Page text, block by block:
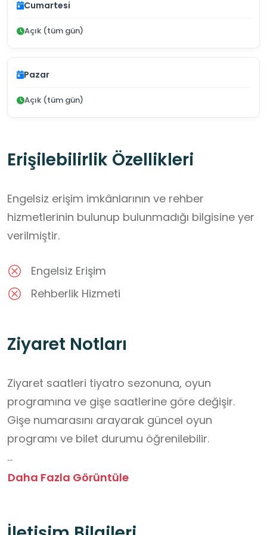
Cumartesi
Açık (tüm gün)
Pazar
Açık (tüm gün)
Erişilebilirlik Özellikleri
Engelsiz erişim imkânlarının ve rehber
hizmetlerinin bulunup bulunmadığı bilgisine yer
verilmiştir.
Engelsiz Erişim
Rehberlik Hizmeti
Ziyaret Notları
Ziyaret saatleri tiyatro sezonuna, oyun
programına ve gişe saatlerine göre değişir.
Gişe numarasını arayarak güncel oyun
programı ve bilet durumu öğrenilebilir.
Okul grupları için gezi düzenlenmek
öğrenci indirimleri hakkında bilgi alabilirsiniz.
Daha Fazla Görüntüle